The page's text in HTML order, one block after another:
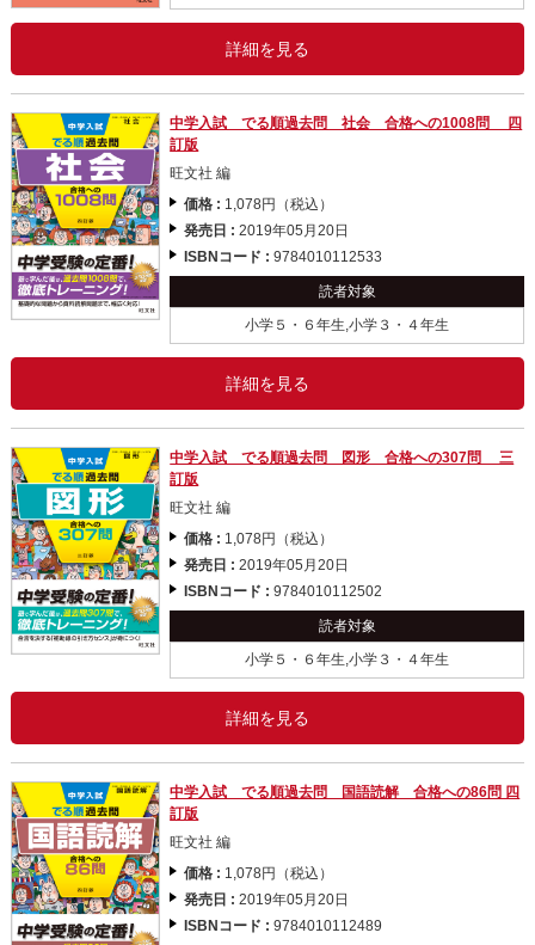
詳細を見る
中学入試 でる順過去問 社会 合格への1008問 四
訂版
旺文社 編
価格 : 1,078円（税込）
発売日 :2019年05月20日
ISBNコード :9784010112533
読者対象
小学５・６年生,小学３・４年生
詳細を見る
中学入試 でる順過去問 図形 合格への307問 三
訂版
旺文社 編
価格 : 1,078円（税込）
発売日 :2019年05月20日
ISBNコード :9784010112502
読者対象
小学５・６年生,小学３・４年生
詳細を見る
中学入試 でる順過去問 国語読解 合格への86問 四
訂版
旺文社 編
価格 : 1,078円（税込）
発売日 :2019年05月20日
ISBNコード :9784010112489